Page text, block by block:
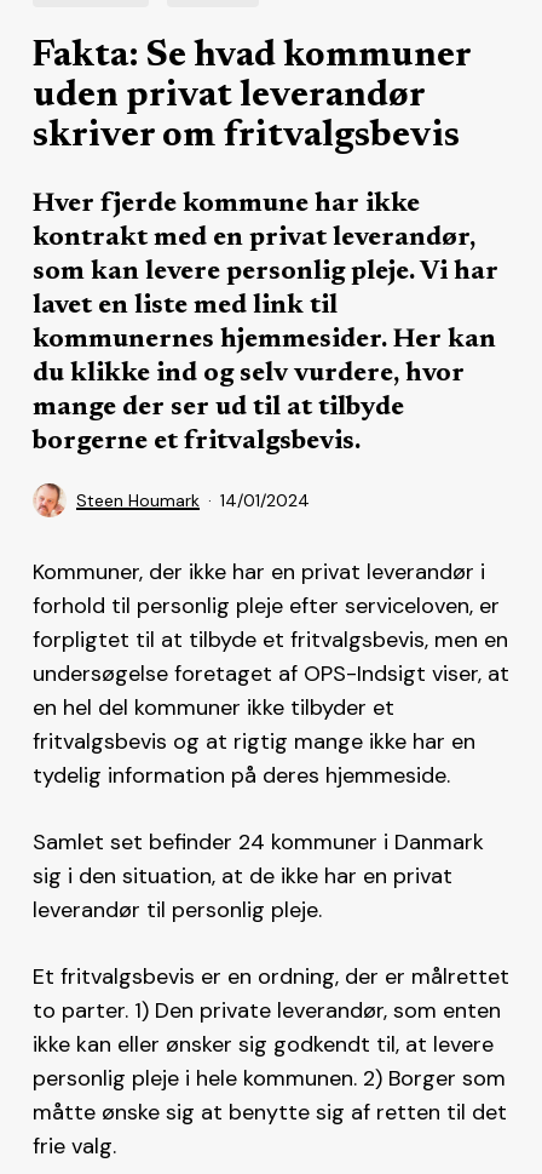
Fakta: Se hvad kommuner
uden privat leverandør
skriver om fritvalgsbevis
Hver fjerde kommune har ikke
kontrakt med en privat leverandør,
som kan levere personlig pleje. Vi har
lavet en liste med link til
kommunernes hjemmesider. Her kan
du klikke ind og selv vurdere, hvor
mange der ser ud til at tilbyde
borgerne et fritvalgsbevis.
Steen Houmark 14/01/2024
Kommuner, der ikke har en privat leverandør i
forhold til personlig pleje efter serviceloven, er
forpligtet til at tilbyde et fritvalgsbevis, men en
undersøgelse foretaget af OPS-Indsigt viser, at
en hel del kommuner ikke tilbyder et
fritvalgsbevis og at rigtig mange ikke har en
tydelig information på deres hjemmeside.
Samlet set befinder 24 kommuner i Danmark
sig i den situation, at de ikke har en privat
leverandør til personlig pleje.
Et fritvalgsbevis er en ordning, der er målrettet
to parter. 1) Den private leverandør, som enten
ikke kan eller ønsker sig godkendt til, at levere
personlig pleje i hele kommunen. 2) Borger som
måtte ønske sig at benytte sig af retten til det
frie valg.